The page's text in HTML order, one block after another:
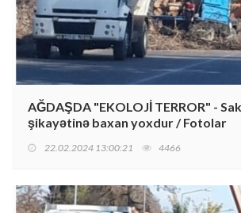
AĞDAŞDA "EKOLOJİ TERROR" -
şikayətinə baxan yoxdur / Fotolar
22.02.2024 13:00:21 4466